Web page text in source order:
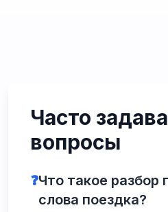
Часто
вопросы
❓Что такое разбор
слова поездка?